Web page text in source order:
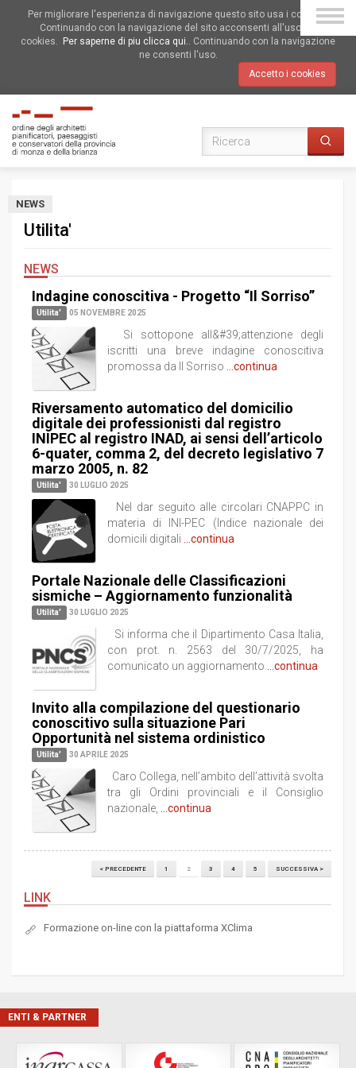
Per migliorare l'esperienza di navigazione questo sito usa i cookies.
Continuando con la navigazione del sito acconsenti all'uso dei
cookies.
Per saperne di piu clicca qui.. Continuando con la navigazione
ne consenti l'uso.
Accetto i cookies
NEWS
Utilita'
NEWS
Indagine conoscitiva - Progetto “Il Sorriso”
Utilita' 05 NOVEMBRE 2025
Si sottopone all&#39;attenzione degli
iscritti una breve indagine conoscitiva
promossa da Il Sorriso
...continua
Riversamento automatico del domicilio
digitale dei professionisti dal registro
INIPEC al registro INAD, ai sensi dell’articolo
6-quater, comma 2, del decreto legislativo 7
marzo 2005, n. 82
Utilita' 30 LUGLIO 2025
Nel dar seguito alle circolari CNAPPC in
materia di INI-PEC (Indice nazionale dei
domicili digitali
...continua
Portale Nazionale delle Classificazioni
sismiche – Aggiornamento funzionalità
Utilita' 30 LUGLIO 2025
Si informa che il Dipartimento Casa Italia,
con prot. n. 2563 del 30/7/2025, ha
comunicato un aggiornamento
...continua
Invito alla compilazione del questionario
conoscitivo sulla situazione Pari
Opportunità nel sistema ordinistico
Utilita' 30 APRILE 2025
Caro Collega, nell’ambito dell’attività svolta
tra gli Ordini provinciali e il Consiglio
nazionale,
...continua
< PRECEDENTE 1 2 3 4 5 SUCCESSIVA >
LINK
Formazione on-line con la piattaforma XClima
ENTI & PARTNER